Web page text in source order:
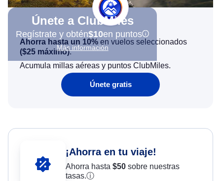
Únete a ClubMiles
Regístrate y obtén$10en puntos
Más información
Ahorra hasta un 10% en vuelos seleccionados
($25 máximo).
Acumula millas aéreas y puntos ClubMiles.
Únete gratis
¡Ahorra en tu viaje!
Ahorra hasta $50sobre nuestras
tasas.ⓘ